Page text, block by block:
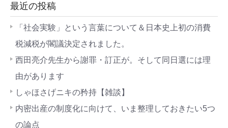
最近の投稿
「社会実験」という言葉について＆日本史上初の消費
税減税が閣議決定されました。
西田亮介先生から謝罪・訂正が。そして同日選には理
由があります
しゃほさげニキの矜持【雑談】
内密出産の制度化に向けて、いま整理しておきたい5つ
の論点